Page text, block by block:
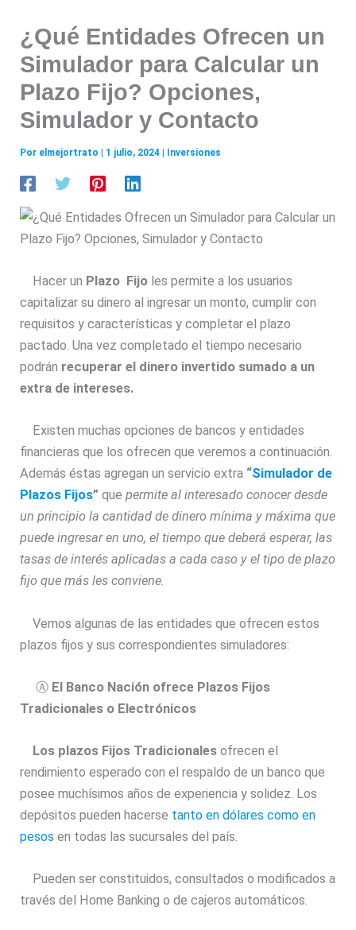
¿Qué Entidades Ofrecen un
Simulador para Calcular un
Plazo Fijo? Opciones,
Simulador y Contacto
Por elmejortrato 1 julio, 2024 Inversiones
Hacer un Plazo Fijo les permite a los usuarios
capitalizar su dinero al ingresar un monto, cumplir con
requisitos y características y completar el plazo
pactado. Una vez completado el tiempo necesario
podrán recuperar el dinero invertido sumado a un
extra de intereses.
Existen muchas opciones de bancos y entidades
financieras que los ofrecen que veremos a continuación.
Además éstas agregan un servicio extra “Simulador de
Plazos Fijos”quepermite al interesado conocer desde
un principio la cantidad de dinero mínima y máxima que
puede ingresar en uno, el tiempo que deberá esperar, las
tasas de interés aplicadas a cada caso y el tipo de plazo
fijo que más les conviene.
Vemos algunas de las entidades que ofrecen estos
plazos fijos y sus correspondientes simuladores:
Ⓐ El Banco Nación ofrece Plazos Fijos
Tradicionales o Electrónicos
Los plazos Fijos Tradicionales ofrecen el
rendimiento esperado con el respaldo de un banco que
posee muchísimos años de experiencia y solidez. Los
depósitos pueden hacerse tanto en dólares como en
pesosen todas las sucursales del país.
Pueden ser constituidos, consultados o modificados a
través del Home Banking o de cajeros automáticos.